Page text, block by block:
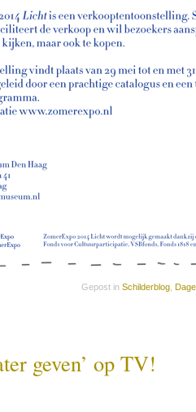
Gepost in Schilderblog
geven’ op TV!